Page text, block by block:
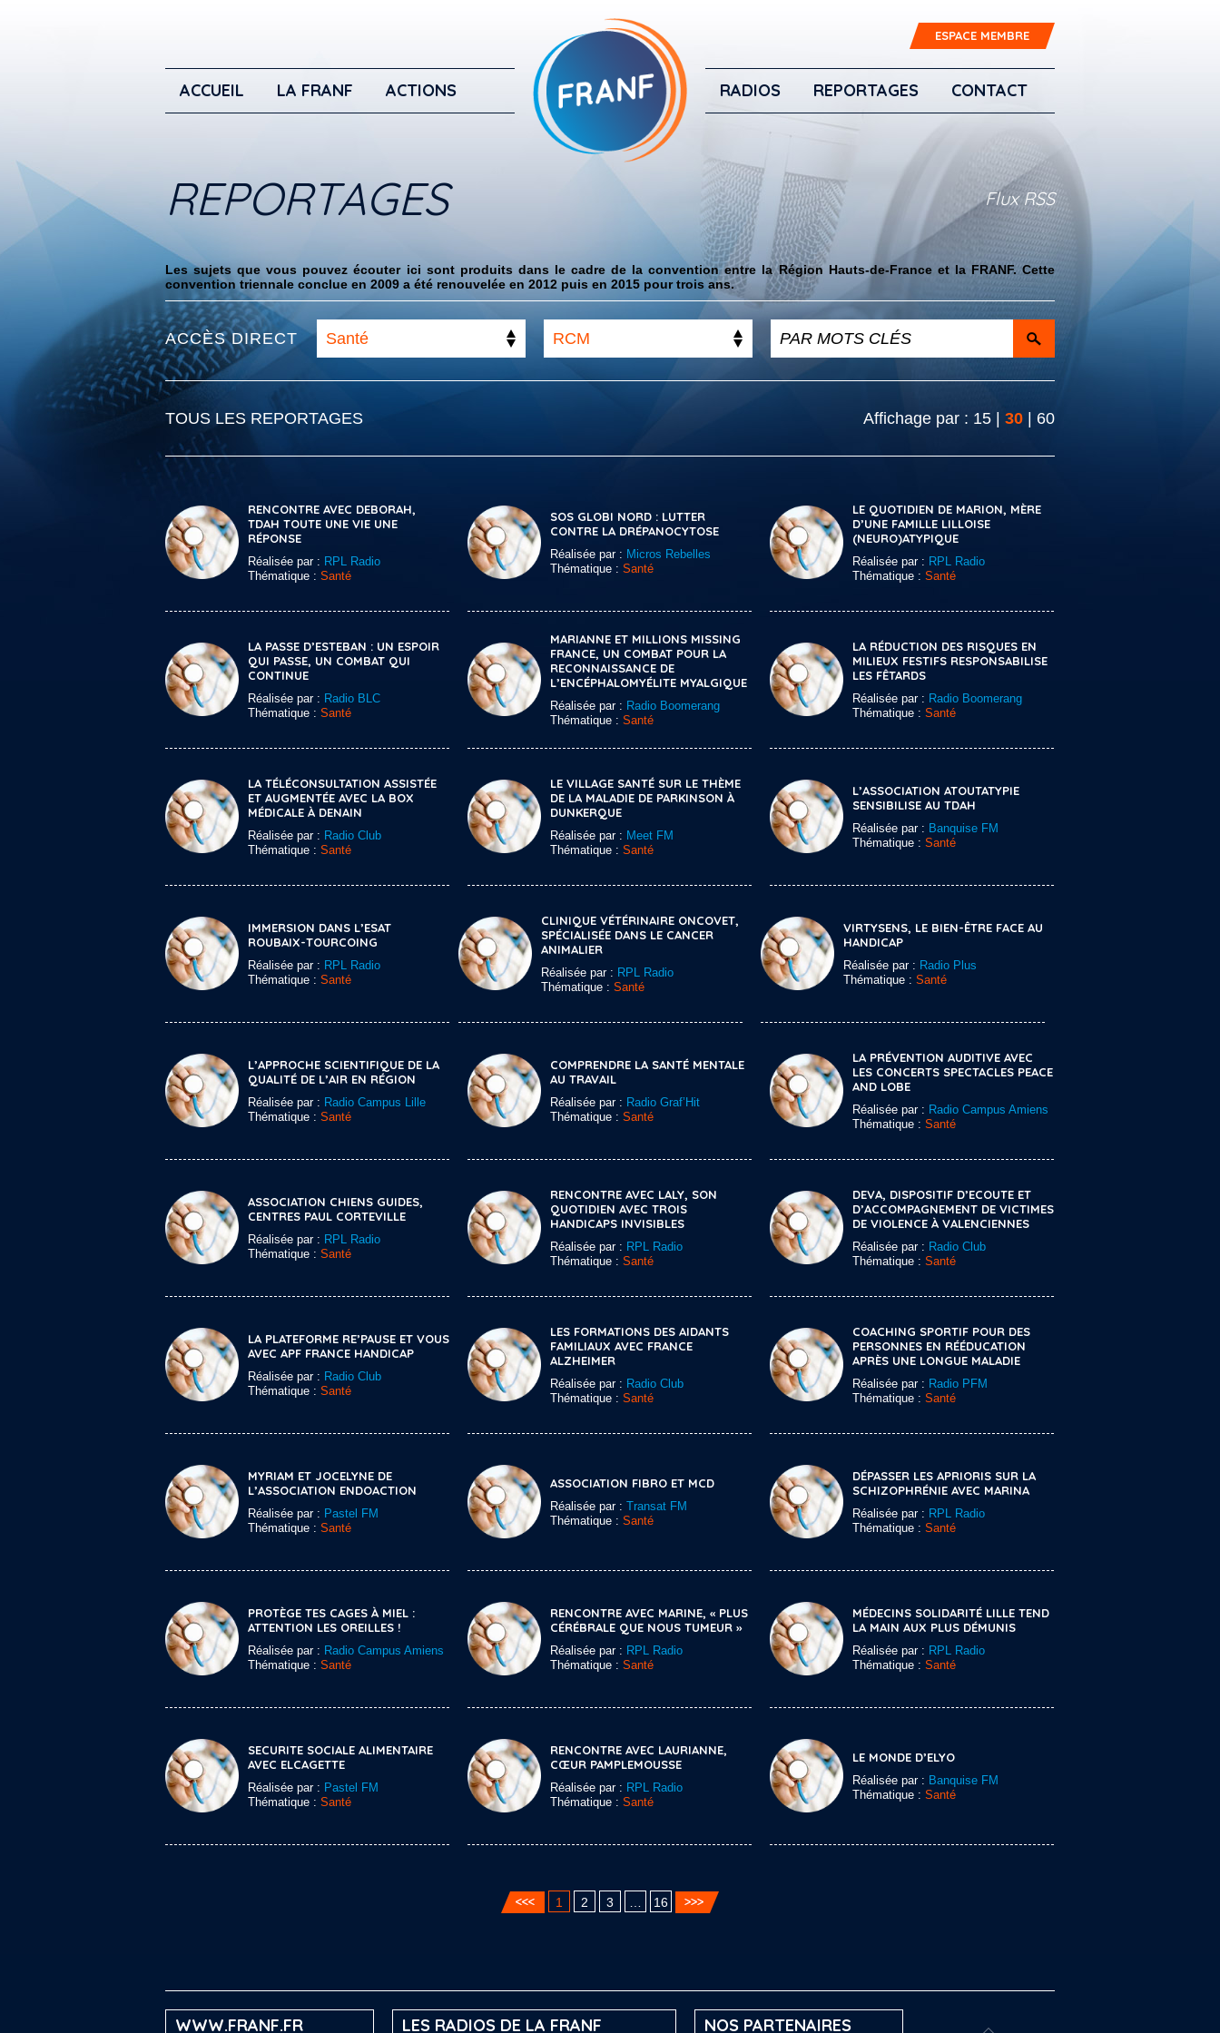
ESPACE MEMBRE
ACCUEIL LA FRANF ACTIONS RADIOS REPORTAGES CONTACT
REPORTAGES Flux RSS
Les sujets que vous pouvez écouter ici sont produits dans le cadre de la convention entre la Région Hauts-de-France et la FRANF. Cette
convention triennale conclue en 2009 a été renouvelée en 2012 puis en 2015 pour trois ans.
ACCÈS DIRECT Santé RCM
TOUS LES REPORTAGES Affichage par : 15 30 60
RENCONTRE AVEC DEBORAH,
TDAH TOUTE UNE VIE UNE
RÉPONSE
Réalisée par : RPL Radio
Thématique : Santé
SOS GLOBI NORD : LUTTER
CONTRE LA DRÉPANOCYTOSE
Réalisée par : Micros Rebelles
Thématique : Santé
LE QUOTIDIEN DE MARION, MÈRE
D’UNE FAMILLE LILLOISE
(NEURO)ATYPIQUE
Réalisée par : RPL Radio
Thématique : Santé
LA PASSE D’ESTEBAN : UN ESPOIR
QUI PASSE, UN COMBAT QUI
CONTINUE
Réalisée par : Radio BLC
Thématique : Santé
MARIANNE ET MILLIONS MISSING
FRANCE, UN COMBAT POUR LA
RECONNAISSANCE DE
L’ENCÉPHALOMYÉLITE MYALGIQUE
Réalisée par : Radio Boomerang
Thématique : Santé
LA RÉDUCTION DES RISQUES EN
MILIEUX FESTIFS RESPONSABILISE
LES FÊTARDS
Réalisée par : Radio Boomerang
Thématique : Santé
LA TÉLÉCONSULTATION ASSISTÉE
ET AUGMENTÉE AVEC LA BOX
MÉDICALE À DENAIN
Réalisée par : Radio Club
Thématique : Santé
LE VILLAGE SANTÉ SUR LE THÈME
DE LA MALADIE DE PARKINSON À
DUNKERQUE
Réalisée par : Meet FM
Thématique : Santé
L’ASSOCIATION ATOUTATYPIE
SENSIBILISE AU TDAH
Réalisée par : Banquise FM
Thématique : Santé
IMMERSION DANS L’ESAT
ROUBAIX-TOURCOING
Réalisée par : RPL Radio
Thématique : Santé
CLINIQUE VÉTÉRINAIRE ONCOVET,
SPÉCIALISÉE DANS LE CANCER
ANIMALIER
Réalisée par : RPL Radio
Thématique : Santé
VIRTYSENS, LE BIEN-ÊTRE FACE AU
HANDICAP
Réalisée par : Radio Plus
Thématique : Santé
L’APPROCHE SCIENTIFIQUE DE LA
QUALITÉ DE L’AIR EN RÉGION
Réalisée par : Radio Campus Lille
Thématique : Santé
COMPRENDRE LA SANTÉ MENTALE
AU TRAVAIL
Réalisée par : Radio Graf’Hit
Thématique : Santé
LA PRÉVENTION AUDITIVE AVEC
LES CONCERTS SPECTACLES PEACE
AND LOBE
Réalisée par : Radio Campus Amiens
Thématique : Santé
ASSOCIATION CHIENS GUIDES,
CENTRES PAUL CORTEVILLE
Réalisée par : RPL Radio
Thématique : Santé
RENCONTRE AVEC LALY, SON
QUOTIDIEN AVEC TROIS
HANDICAPS INVISIBLES
Réalisée par : RPL Radio
Thématique : Santé
DEVA, DISPOSITIF D’ECOUTE ET
D’ACCOMPAGNEMENT DE VICTIMES
DE VIOLENCE À VALENCIENNES
Réalisée par : Radio Club
Thématique : Santé
LA PLATEFORME RE’PAUSE ET VOUS
AVEC APF FRANCE HANDICAP
Réalisée par : Radio Club
Thématique : Santé
LES FORMATIONS DES AIDANTS
FAMILIAUX AVEC FRANCE
ALZHEIMER
Réalisée par : Radio Club
Thématique : Santé
COACHING SPORTIF POUR DES
PERSONNES EN RÉÉDUCATION
APRÈS UNE LONGUE MALADIE
Réalisée par : Radio PFM
Thématique : Santé
MYRIAM ET JOCELYNE DE
L’ASSOCIATION ENDOACTION
Réalisée par : Pastel FM
Thématique : Santé
ASSOCIATION FIBRO ET MCD
Réalisée par : Transat FM
Thématique : Santé
DÉPASSER LES APRIORIS SUR LA
SCHIZOPHRÉNIE AVEC MARINA
Réalisée par : RPL Radio
Thématique : Santé
PROTÈGE TES CAGES À MIEL :
ATTENTION LES OREILLES !
Réalisée par : Radio Campus Amiens
Thématique : Santé
RENCONTRE AVEC MARINE, « PLUS
CÉRÉBRALE QUE NOUS TUMEUR »
Réalisée par : RPL Radio
Thématique : Santé
MÉDECINS SOLIDARITÉ LILLE TEND
LA MAIN AUX PLUS DÉMUNIS
Réalisée par : RPL Radio
Thématique : Santé
SECURITE SOCIALE ALIMENTAIRE
AVEC ELCAGETTE
Réalisée par : Pastel FM
Thématique : Santé
RENCONTRE AVEC LAURIANNE,
CŒUR PAMPLEMOUSSE
Réalisée par : RPL Radio
Thématique : Santé
LE MONDE D’ELYO
Réalisée par : Banquise FM
Thématique : Santé
1 2 3 16
WWW.FRANF.FR LES RADIOS DE LA FRANF NOS PARTENAIRES